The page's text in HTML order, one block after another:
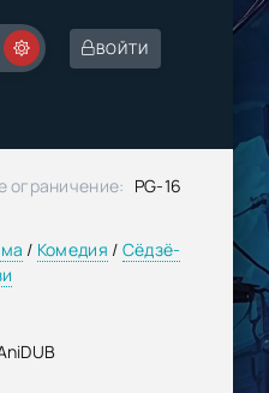
ВОЙТИ
ограничение: PG-16
/ Комедия / Сёдзё-